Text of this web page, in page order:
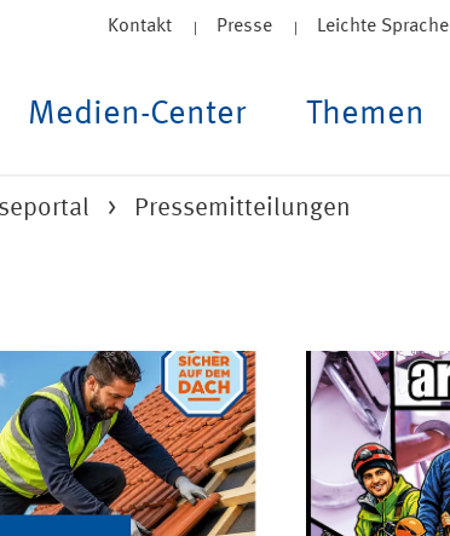
Kontakt Presse Leichte Sprache
Medien-Center Themen
Pressemitteilungen